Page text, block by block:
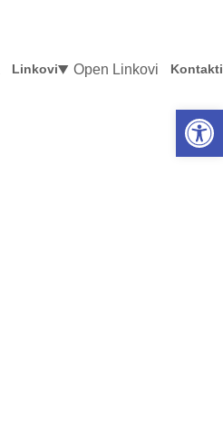
Linkovi Open Linkovi Kontakti